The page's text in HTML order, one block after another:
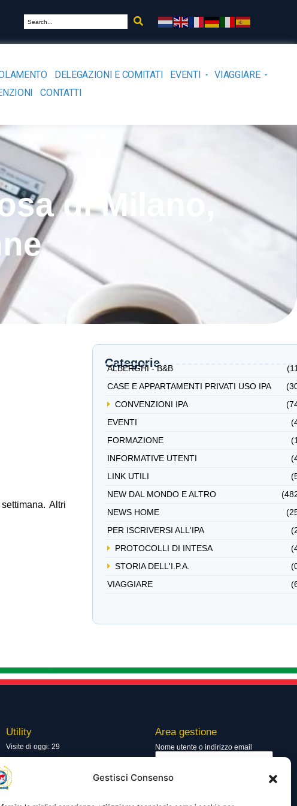
Gestisci Consenso
DELEGAZIONI E COMITATI EVENTI
VIAGGIARE
CONTATTI
di Milano,
Altri
Categorie
ALBERGHI - B&B
CASE E APPARTAMENTI PRIVATI USO IPA
CONVENZIONI IPA
EVENTI
FORMAZIONE
INFORMATIVE UTENTI
LINK UTILI
NEW DAL MONDO E ALTRO
NEWS HOME
PER ISCRIVERSI ALL'IPA
PROTOCOLLI DI INTESA
STORIA DELL'I.P.A.
VIAGGIARE
Utility
Visite di oggi: 29
Visite totali: 13385
Area gestione
Nome utente o indirizzo email